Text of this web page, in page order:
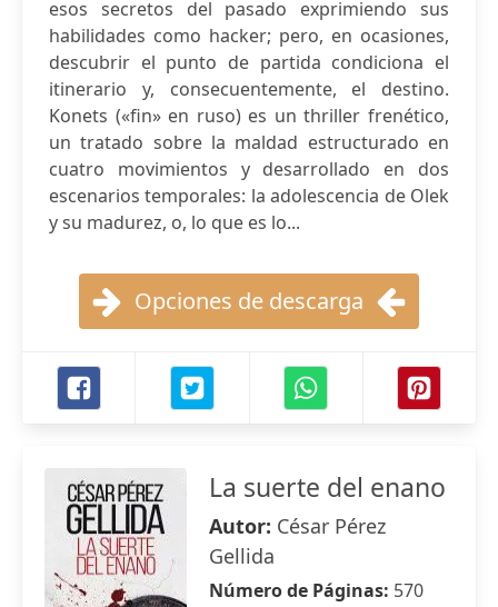
esos secretos del pasado exprimiendo sus
habilidades como hacker; pero, en ocasiones,
descubrir el punto de partida condiciona el
itinerario y, consecuentemente, el destino.
Konets («fin» en ruso) es un thriller frenético,
un tratado sobre la maldad estructurado en
cuatro movimientos y desarrollado en dos
escenarios temporales: la adolescencia de Olek
y su madurez, o, lo que es lo...
Opciones de descarga
La suerte del enano
Autor: César Pérez
Gellida
Número de Páginas: 570